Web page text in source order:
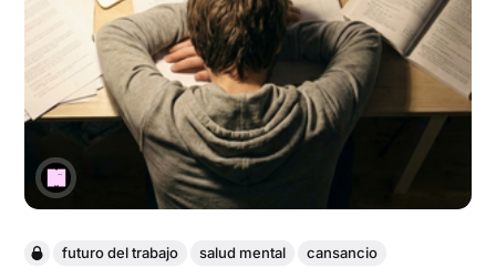
futuro del trabajo salud mental cansancio